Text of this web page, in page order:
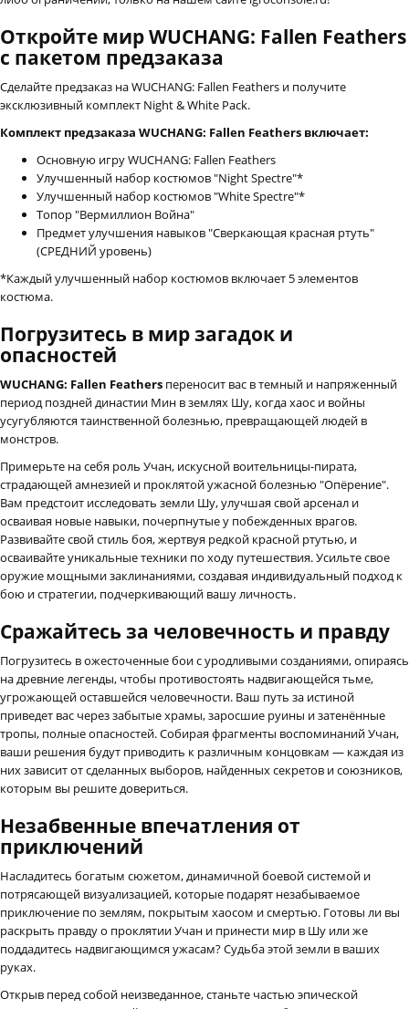
Откройте мир WUCHANG: Fallen Feathers
с пакетом предзаказа
Сделайте предзаказ на WUCHANG: Fallen Feathers и получите
эксклюзивный комплект Night & White Pack.
Комплект предзаказа WUCHANG: Fallen Feathers включает:
Основную игру WUCHANG: Fallen Feathers
Улучшенный набор костюмов "Night Spectre"*
Улучшенный набор костюмов "White Spectre"*
Топор "Вермиллион Война"
Предмет улучшения навыков "Сверкающая красная ртуть"
(СРЕДНИЙ уровень)
*Каждый улучшенный набор костюмов включает 5 элементов
костюма.
Погрузитесь в мир загадок и
опасностей
WUCHANG: Fallen Feathers переносит вас в темный и напряженный
период поздней династии Мин в землях Шу, когда хаос и войны
усугубляются таинственной болезнью, превращающей людей в
монстров.
Примерьте на себя роль Учан, искусной воительницы-пирата,
страдающей амнезией и проклятой ужасной болезнью "Опёрение".
Вам предстоит исследовать земли Шу, улучшая свой арсенал и
осваивая новые навыки, почерпнутые у побежденных врагов.
Развивайте свой стиль боя, жертвуя редкой красной ртутью, и
осваивайте уникальные техники по ходу путешествия. Усильте свое
оружие мощными заклинаниями, создавая индивидуальный подход к
бою и стратегии, подчеркивающий вашу личность.
Сражайтесь за человечность и правду
Погрузитесь в ожесточенные бои с уродливыми созданиями, опираясь
на древние легенды, чтобы противостоять надвигающейся тьме,
угрожающей оставшейся человечности. Ваш путь за истиной
приведет вас через забытые храмы, заросшие руины и затенённые
тропы, полные опасностей. Собирая фрагменты воспоминаний Учан,
ваши решения будут приводить к различным концовкам — каждая из
них зависит от сделанных выборов, найденных секретов и союзников,
которым вы решите довериться.
Незабвенные впечатления от
приключений
Насладитесь богатым сюжетом, динамичной боевой системой и
потрясающей визуализацией, которые подарят незабываемое
приключение по землям, покрытым хаосом и смертью. Готовы ли вы
раскрыть правду о проклятии Учан и принести мир в Шу или же
поддадитесь надвигающимся ужасам? Судьба этой земли в ваших
руках.
Открыв перед собой неизведанное, станьте частью эпической